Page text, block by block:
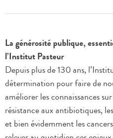
La générosité publique,
l’Institut Pasteur
Depuis plus de 130 ans,
détermination pour faire de
améliorer les connaissances
résistance aux antibiotiques,
et bien évidemment les